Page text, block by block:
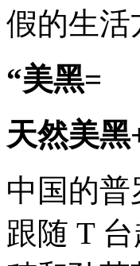
假的生活
“美黑=
天然美黑
中国的
跟随 T